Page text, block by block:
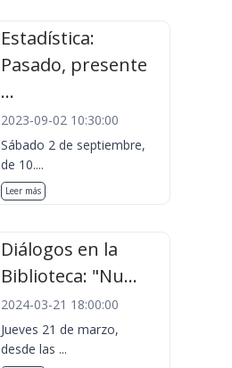
Estadística:
Pasado, presente
...
2023-09-02 10:30:00
Sábado 2 de septiembre,
de 10....
Leer más
Diálogos en la
Biblioteca: "Nu...
2024-03-21 18:00:00
Jueves 21 de marzo,
desde las ...